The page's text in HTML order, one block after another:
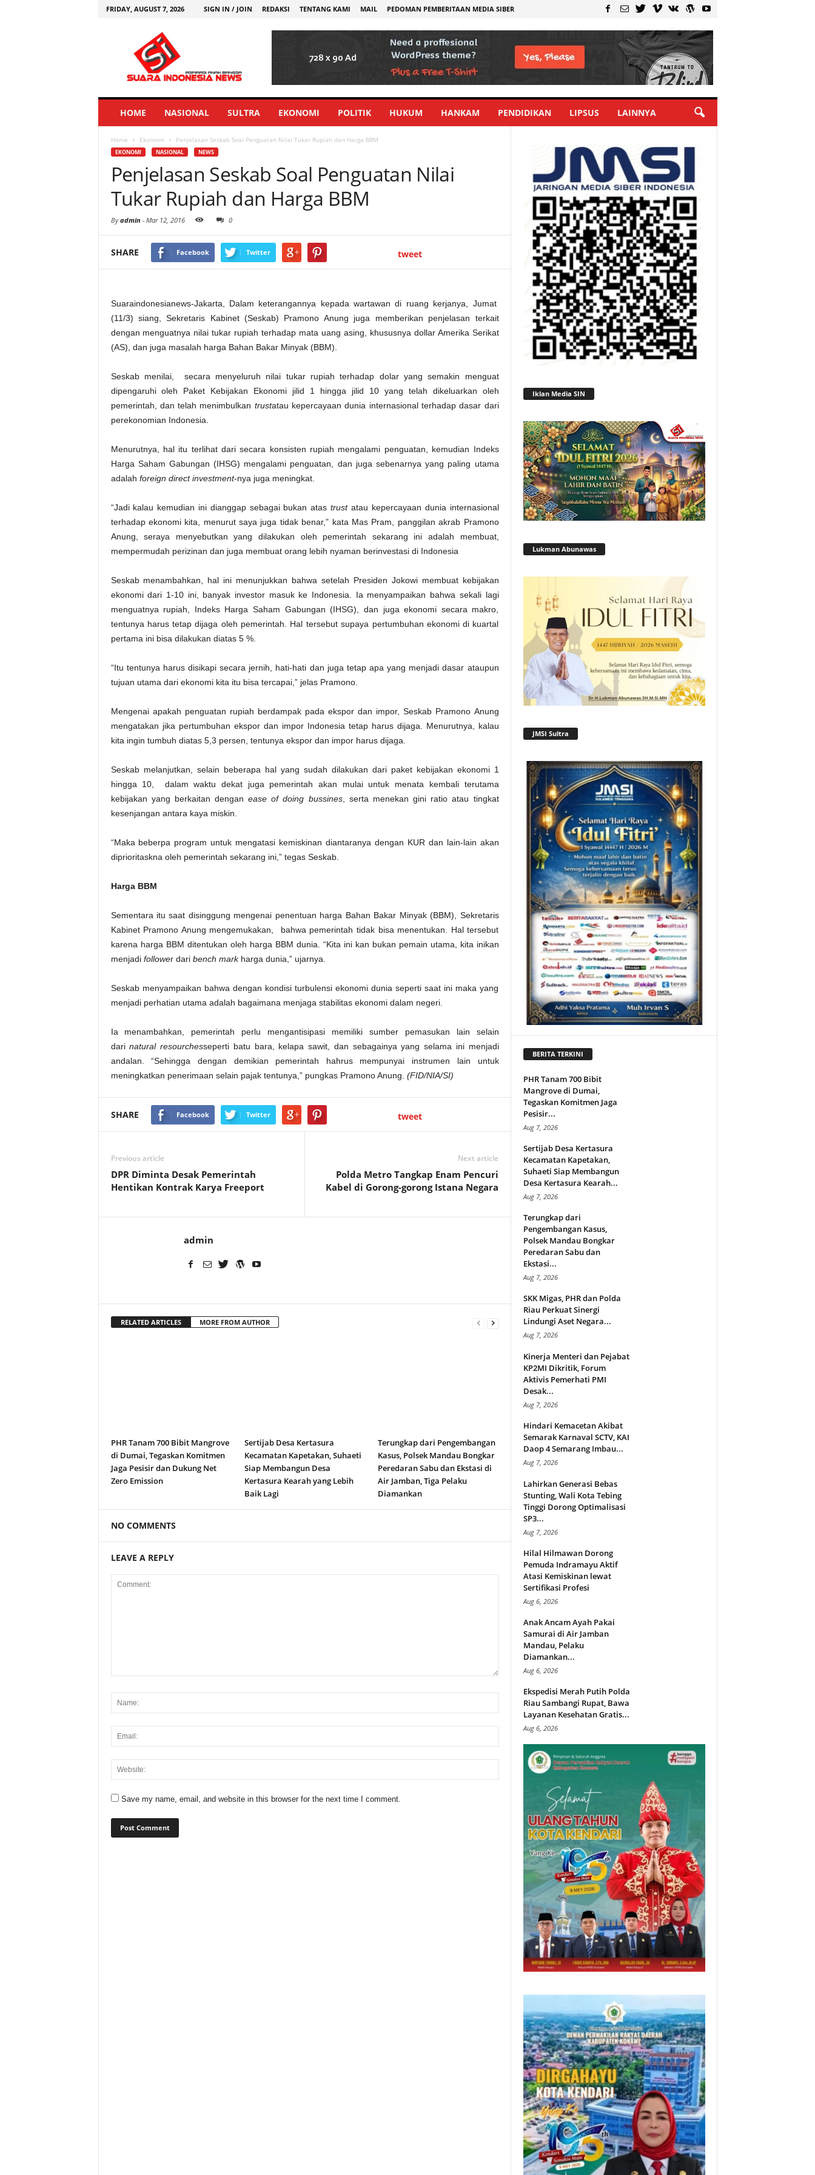
FRIDAY, AUGUST 7, 2026 SIGN IN / JOIN REDAKSI TENTANG KAMI MAIL PEDOMAN PEMBERITAAN MEDIA SIBER
HOME NASIONAL SULTRA EKONOMI POLITIK HUKUM HANKAM PENDIDIKAN LIPSUS LAINNYA
Home Ekonomi Penjelasan Seskab Soal Penguatan Nilai Tukar Rupiah dan Harga BBM
EKONOMI NASIONAL NEWS
Penjelasan Seskab Soal Penguatan Nilai
Tukar Rupiah dan Harga BBM
Byadmin - Mar 12, 2016 0
SHARE Facebook Twitter tweet
Suaraindonesianews-Jakarta, Dalam keterangannya kepada wartawan di ruang kerjanya, Jumat
(11/3) siang, Sekretaris Kabinet (Seskab) Pramono Anung juga memberikan penjelasan terkait
dengan menguatnya nilai tukar rupiah terhadap mata uang asing, khususnya dollar Amerika Serikat
(AS), dan juga masalah harga Bahan Bakar Minyak (BBM).
Seskab menilai, secara menyeluruh nilai tukar rupiah terhadap dolar yang semakin menguat
dipengaruhi oleh Paket Kebijakan Ekonomi jilid 1 hingga jilid 10 yang telah dikeluarkan oleh
pemerintah, dan telah menimbulkan trustatau kepercayaan dunia internasional terhadap dasar dari
perekonomian Indonesia.
Menurutnya, hal itu terlihat dari secara konsisten rupiah mengalami penguatan, kemudian Indeks
Harga Saham Gabungan (IHSG) mengalami penguatan, dan juga sebenarnya yang paling utama
adalah foreign direct investment-nya juga meningkat.
“Jadi kalau kemudian ini dianggap sebagai bukan atastrustatau kepercayaan dunia internasional
terhadap ekonomi kita, menurut saya juga tidak benar,” kata Mas Pram, panggilan akrab Pramono
Anung, seraya menyebutkan yang dilakukan oleh pemerintah sekarang ini adalah membuat,
mempermudah perizinan dan juga membuat orang lebih nyaman berinvestasi di Indonesia
Seskab menambahkan, hal ini menunjukkan bahwa setelah Presiden Jokowi membuat kebijakan
ekonomi dari 1-10 ini, banyak investor masuk ke Indonesia. Ia menyampaikan bahwa sekali lagi
menguatnya rupiah, Indeks Harga Saham Gabungan (IHSG), dan juga ekonomi secara makro,
tentunya harus tetap dijaga oleh pemerintah. Hal tersebut supaya pertumbuhan ekonomi di kuartal
pertama ini bisa dilakukan diatas 5 %.
“Itu tentunya harus disikapi secara jernih, hati-hati dan juga tetap apa yang menjadi dasar ataupun
tujuan utama dari ekonomi kita itu bisa tercapai,” jelas Pramono.
Mengenai apakah penguatan rupiah berdampak pada ekspor dan impor, Seskab Pramono Anung
mengatakan jika pertumbuhan ekspor dan impor Indonesia tetap harus dijaga. Menurutnya, kalau
kita ingin tumbuh diatas 5,3 persen, tentunya ekspor dan impor harus dijaga.
Seskab melanjutkan, selain beberapa hal yang sudah dilakukan dari paket kebijakan ekonomi 1
hingga 10, dalam waktu dekat juga pemerintah akan mulai untuk menata kembali terutama
kebijakan yang berkaitan denganease of doing bussines, serta menekan gini ratio atau tingkat
kesenjangan antara kaya miskin.
“Maka beberpa program untuk mengatasi kemiskinan diantaranya dengan KUR dan lain-lain akan
diprioritaskna oleh pemerintah sekarang ini,” tegas Seskab.
Harga BBM
Sementara itu saat disinggung mengenai penentuan harga Bahan Bakar Minyak (BBM), Sekretaris
Kabinet Pramono Anung mengemukakan, bahwa pemerintah tidak bisa menentukan. Hal tersebut
karena harga BBM ditentukan oleh harga BBM dunia. “Kita ini kan bukan pemain utama, kita inikan
menjadi follower dari bench markharga dunia,” ujarnya.
Seskab menyampaikan bahwa dengan kondisi turbulensi ekonomi dunia seperti saat ini maka yang
menjadi perhatian utama adalah bagaimana menjaga stabilitas ekonomi dalam negeri.
Ia menambahkan, pemerintah perlu mengantisipasi memiliki sumber pemasukan lain selain
darinatural resourchesseperti batu bara, kelapa sawit, dan sebagainya yang selama ini menjadi
andalan. “Sehingga dengan demikian pemerintah hahrus mempunyai instrumen lain untuk
meningkatkan penerimaan selain pajak tentunya,” pungkas Pramono Anung. (FID/NIA/SI)
SHARE Facebook Twitter tweet
Previous article
DPR Diminta Desak Pemerintah
Hentikan Kontrak Karya Freeport
Next article
Polda Metro Tangkap Enam Pencuri
Kabel di Gorong-gorong Istana Negara
admin
RELATED ARTICLES MORE FROM AUTHOR
PHR Tanam 700 Bibit Mangrove
di Dumai, Tegaskan Komitmen
Jaga Pesisir dan Dukung Net
Zero Emission
Sertijab Desa Kertasura
Kecamatan Kapetakan, Suhaeti
Siap Membangun Desa
Kertasura Kearah yang Lebih
Baik Lagi
Terungkap dari Pengembangan
Kasus, Polsek Mandau Bongkar
Peredaran Sabu dan Ekstasi di
Air Jamban, Tiga Pelaku
Diamankan
NO COMMENTS
LEAVE A REPLY
Save my name, email, and website in this browser for the next time I comment.
Iklan Media SIN
Lukman Abunawas
JMSI Sultra
BERITA TERKINI
PHR Tanam 700 Bibit
Mangrove di Dumai,
Tegaskan Komitmen Jaga
Pesisir...
Aug 7, 2026
Sertijab Desa Kertasura
Kecamatan Kapetakan,
Suhaeti Siap Membangun
Desa Kertasura Kearah...
Aug 7, 2026
Terungkap dari
Pengembangan Kasus,
Polsek Mandau Bongkar
Peredaran Sabu dan
Ekstasi...
Aug 7, 2026
SKK Migas, PHR dan Polda
Riau Perkuat Sinergi
Lindungi Aset Negara...
Aug 7, 2026
Kinerja Menteri dan Pejabat
KP2MI Dikritik, Forum
Aktivis Pemerhati PMI
Desak...
Aug 7, 2026
Hindari Kemacetan Akibat
Semarak Karnaval SCTV, KAI
Daop 4 Semarang Imbau...
Aug 7, 2026
Lahirkan Generasi Bebas
Stunting, Wali Kota Tebing
Tinggi Dorong Optimalisasi
SP3...
Aug 7, 2026
Hilal Hilmawan Dorong
Pemuda Indramayu Aktif
Atasi Kemiskinan lewat
Sertifikasi Profesi
Aug 6, 2026
Anak Ancam Ayah Pakai
Samurai di Air Jamban
Mandau, Pelaku
Diamankan...
Aug 6, 2026
Ekspedisi Merah Putih Polda
Riau Sambangi Rupat, Bawa
Layanan Kesehatan Gratis...
Aug 6, 2026